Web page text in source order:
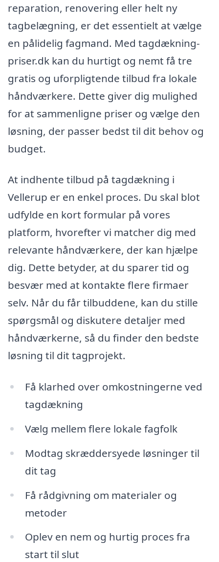
reparation, renovering eller helt ny
tagbelægning, er det essentielt at vælge
en pålidelig fagmand. Med tagdækning-
priser.dk kan du hurtigt og nemt få tre
gratis og uforpligtende tilbud fra lokale
håndværkere. Dette giver dig mulighed
for at sammenligne priser og vælge den
løsning, der passer bedst til dit behov og
budget.
At indhente tilbud på tagdækning i
Vellerup er en enkel proces. Du skal blot
udfylde en kort formular på vores
platform, hvorefter vi matcher dig med
relevante håndværkere, der kan hjælpe
dig. Dette betyder, at du sparer tid og
besvær med at kontakte flere firmaer
selv. Når du får tilbuddene, kan du stille
spørgsmål og diskutere detaljer med
håndværkerne, så du finder den bedste
løsning til dit tagprojekt.
Få klarhed over omkostningerne ved
tagdækning
Vælg mellem flere lokale fagfolk
Modtag skræddersyede løsninger til
dit tag
Få rådgivning om materialer og
metoder
Oplev en nem og hurtig proces fra
start til slut